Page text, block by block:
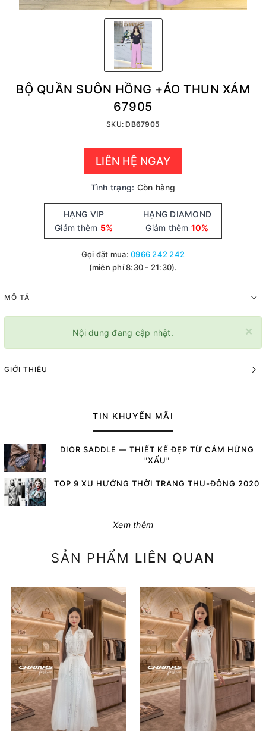
BỘ QUẦN SUÔN HỒNG +ÁO THUN XÁM
67905
SKU:DB67905
LIÊN HỆ NGAY
Tình trạng: Còn hàng
HẠNG VIP
Giảm thêm 5%
HẠNG DIAMOND
Giảm thêm 10%
Gọi đặt mua:0966 242 242
(miễn phí 8:30 - 21:30).
MÔ TẢ
×
Nội dung đang cập nhật.
GIỚI THIỆU
TIN KHUYẾN MÃI
DIOR SADDLE — THIẾT KẾ ĐẸP TỪ CẢM HỨNG
"XẤU"
TOP 9 XU HƯỚNG THỜI TRANG THU-ĐÔNG 2020
Xem thêm
SẢN PHẨM LIÊN QUAN